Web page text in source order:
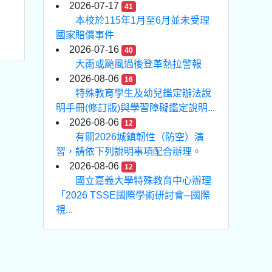
2026-07-17
41
本校於115年1月至6月並未受理
國家賠償事件
2026-07-16
40
大雨或颱風過後登革熱拉警報
2026-08-06
16
特殊教育學生及幼兒鑑定辦法說
明手冊(修訂版)與學習障礙鑑定說明...
2026-08-06
12
有關2026城鎮韌性（防空）演
習，請依下列說明事項配合辦理。
2026-08-06
12
國立嘉義大學特殊教育中心辦理
「2026 TSSE國際學術研討會─國際
視...